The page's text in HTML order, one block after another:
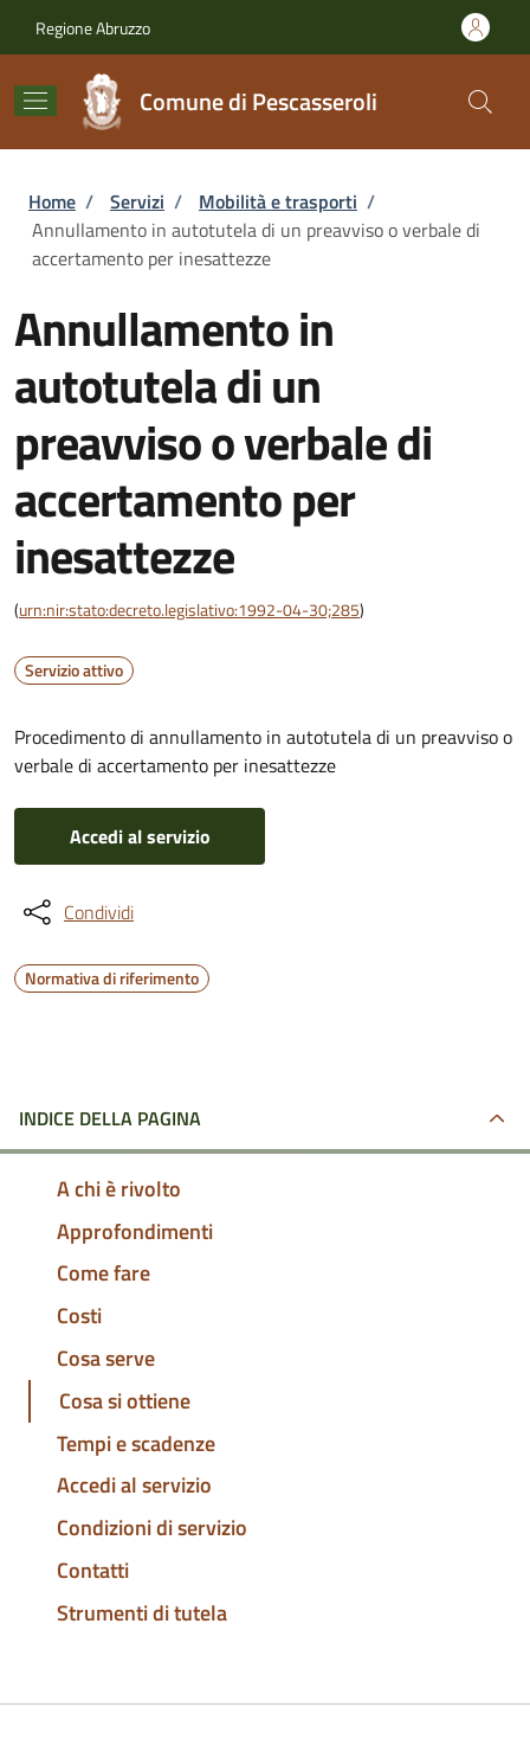
Regione Abruzzo
Comune di Pescasseroli
Briciole di pane
Home / Servizi / Mobilità e trasporti /
Annullamento in autotutela di un preavviso o verbale di
accertamento per inesattezze
Annullamento in
autotutela di un
preavviso o verbale di
accertamento per
inesattezze
(urn:nir:stato:decreto.legislativo:1992-04-30;285)
Servizio attivo
Procedimento di annullamento in autotutela di un preavviso o
verbale di accertamento per inesattezze
Accedi al servizio
Condividi
Normativa di riferimento
INDICE DELLA PAGINA
A chi è rivolto
Approfondimenti
Come fare
Costi
Cosa serve
Cosa si ottiene
Tempi e scadenze
Accedi al servizio
Condizioni di servizio
Contatti
Strumenti di tutela